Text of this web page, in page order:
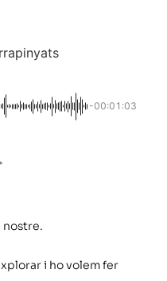
-00:01:03
nostre.
i ho volem fer